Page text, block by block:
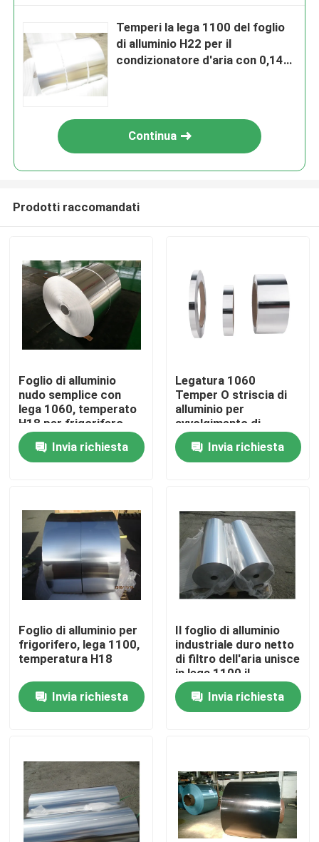
Casa.
Video
Spettacolo VR
Visita alla fabbrica
Controllo della qualità
Notizie
Casi
Temperi la lega 1100 del foglio
di alluminio H22 per il
condizionatore d'aria con 0,145
Continua
Prodotti raccomandati
Foglio di alluminio
nudo semplice con
lega 1060, temperato
H18 per frigorifero
Invia richiesta
Legatura 1060
Temper O striscia di
alluminio per
avvolgimento di
trasformatori elettrici
Invia richiesta
Foglio di alluminio per
frigorifero, lega 1100,
temperatura H18
Invia richiesta
Il foglio di alluminio
industriale duro netto
di filtro dell'aria unisce
in lega 1100 il
carattere H18
Invia richiesta